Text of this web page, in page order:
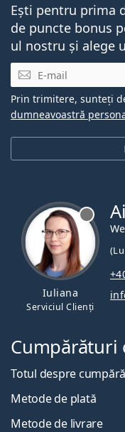
Ești pentru prima
de puncte bonus
ul nostru și alege
E-mail
Prin trimitere, sunteți
dumneavoastră
Iuliana
Serviciul Clienți
Cumpărături
Totul despre
Metode de plată
Metode de livrare